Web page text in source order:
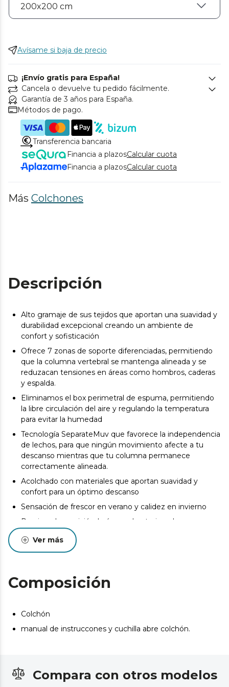
Avísame si baja de precio
¡Envío gratis para España!
Cancela o devuelve tu pedido fácilmente.
Garantía de 3 años para España.
Métodos de pago.
Transferencia bancaria
Financia a plazosCalcular cuota
Financia a plazosCalcular cuota
Más Colchones
Descripción
Alto gramaje de sus tejidos que aportan una suavidad y
durabilidad excepcional creando un ambiente de
confort y sofisticación
Ofrece 7 zonas de soporte diferenciadas, permitiendo
que la columna vertebral se mantenga alineada y se
reduzacan tensiones en áreas como hombros, caderas
y espalda.
Eliminamos el box perimetral de espuma, permitiendo
la libre circulación del aire y regulando la temperatura
para evitar la humedad
Tecnología SeparateMuv que favorece la independencia
de lechos, para que ningún movimiento afecte a tu
descanso mientras que tu columna permanece
correctamente alineada.
Acolchado con materiales que aportan suavidad y
confort para un óptimo descanso
Sensación de frescor en verano y calidez en invierno
Previene la apariciónde ácaros, bacterias y hongos.
Diseñado y fabricado en Valencia
Pueden existir leves diferencias entre el producto
la calidad ni a la utilidad del artículo.
Ver más
Composición
Colchón
manual de instruccones y cuchilla abre colchón.
Compara con otros modelos